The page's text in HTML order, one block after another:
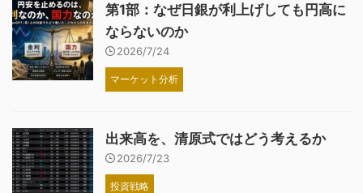
第1部：なぜ日銀が利上げしても円高に
ならないのか
2026/7/24
マーケット分析
出来高を、清原式ではどう考えるか
2026/7/23
投資戦略